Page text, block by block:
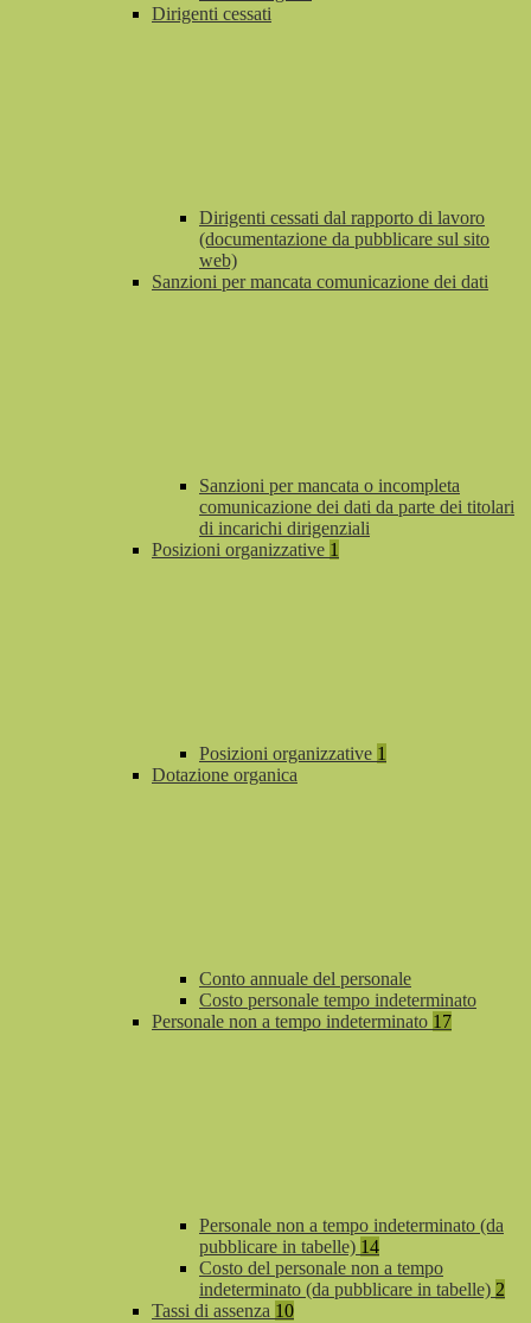
Dirigenti cessati
Dirigenti cessati dal rapporto di lavoro
(documentazione da pubblicare sul sito
web)
Sanzioni per mancata comunicazione dei dati
Sanzioni per mancata o incompleta
comunicazione dei dati da parte dei titolari
di incarichi dirigenziali
Posizioni organizzative 1
Posizioni organizzative 1
Dotazione organica
Conto annuale del personale
Costo personale tempo indeterminato
Personale non a tempo indeterminato 17
Personale non a tempo indeterminato (da
pubblicare in tabelle) 14
Costo del personale non a tempo
indeterminato (da pubblicare in tabelle) 2
Tassi di assenza 10